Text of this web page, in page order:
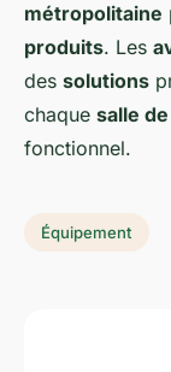
métropolitaine
produits. Les
des solutions
chaque salle
fonctionnel.
Équipement